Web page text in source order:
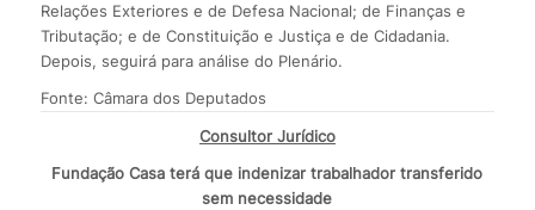
Relações Exteriores e de Defesa Nacional; de Finanças e
Tributação; e de Constituição e Justiça e de Cidadania.
Depois, seguirá para análise do Plenário.
Fonte: Câmara dos Deputados
Consultor Jurídico
Fundação Casa terá que indenizar trabalhador transferido
sem necessidade